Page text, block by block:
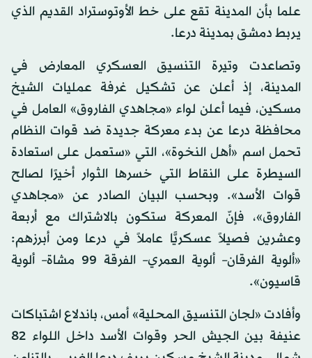
علما بأن المدينة تقع على خط الأوتوستراد القديم الذي
يربط دمشق بمدينة درعا.
وتصاعدت وتيرة التنسيق العسكري المعارض في
المدينة، إذ أعلن عن تشكيل غرفة عمليات الشيخ
مسكين، فيما أعلن لواء «مجاهدي الفاروق» العامل في
محافظة درعا عن بدء معركة جديدة ضد قوات النظام
تحمل اسم «أهل النخوة»، التي «ستعمل على استعادة
السيطرة على النقاط التي خسرها الثوار أخيرًا لصالح
قوات الأسد». وبحسب البيان الصادر عن «مجاهدي
الفاروق»، فإنّ المعركة ستكون بالاشتراك مع أربعة
وعشرين فصيلاً عسكريًّا عاملاً في درعا ومن أبرزهم:
«ألوية الفرقان– ألوية العمري– الفرقة 99 مشاة– ألوية
قاسيون».
وأفادت «لجان التنسيق المحلية» أمس، باندلاع اشتباكات
عنيفة بين الجيش الحر وقوات الأسد داخل اللواء 82